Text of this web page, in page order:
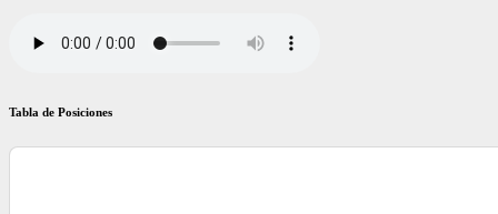
Tabla de Posiciones